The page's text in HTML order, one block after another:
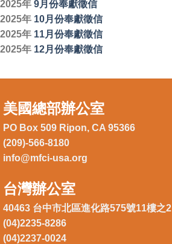
2025年 9月份奉獻徵信
2025年 10月份奉獻徵信
2025年 11月份奉獻徵信
2025年 12月份奉獻徵信
美國總部辦公室
PO Box 509 Ripon, CA 95366
(209)-566-8180
info@mfci-usa.org
台灣辦公室
40463 台中市北區進化路575號11樓之2
(04)2235-8286
(04)2237-0024